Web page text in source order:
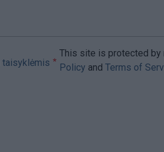
taisyklėmis
This site is protected by
Policy and Terms of